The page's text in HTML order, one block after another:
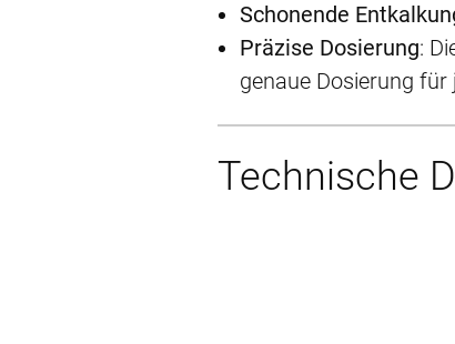
Schonende
Präzise Dosierung:
genaue Dosierung
Technische